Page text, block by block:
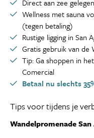
Direct aan zee gelegen
Wellness met sauna
(tegen betaling)
Rustige ligging in San
Gratis gebruik van de
Tip: Ga shoppen in
Comercial
Betaal nu slechts
Tips voor tijdens je
Wandelpromenade